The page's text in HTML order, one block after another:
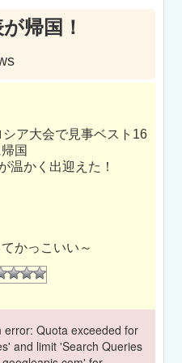
帰国！
ア大会で見事ベスト16
国
温かく出迎えた！
かっこいい～
error: Quota exceeded for
and limit 'Search Queries